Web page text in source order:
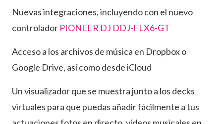
Nuevas integraciones, incluyendo con el nuevo
controlador PIONEER DJ DDJ-FLX6-GT
Acceso a los archivos de música en Dropbox o
Google Drive, así como desde iCloud
Un visualizador que se muestra junto a los decks
virtuales para que puedas añadir fácilmente a tus